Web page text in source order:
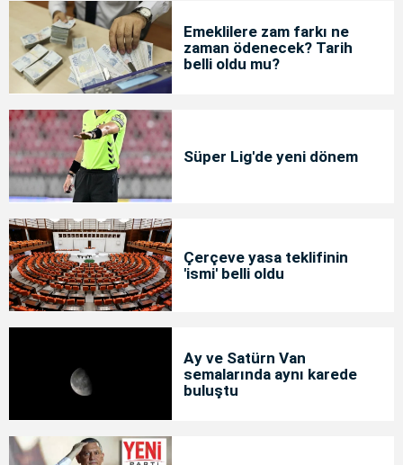
Emeklilere zam farkı ne
zaman ödenecek? Tarih
belli oldu mu?
Süper Lig'de yeni dönem
Çerçeve yasa teklifinin
'ismi' belli oldu
Ay ve Satürn Van
semalarında aynı karede
buluştu